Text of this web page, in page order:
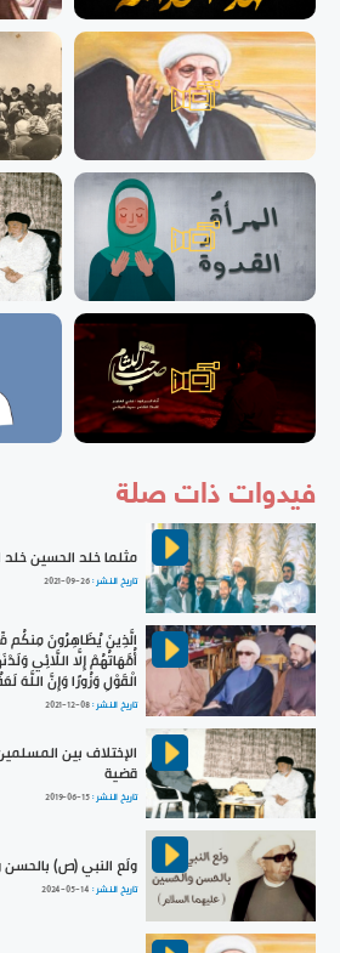
فيدوات ذات صلة
مثلما خلد الحسين
تاريخ النشر :2021-09-26
الَّذِينَ يُظَاهِرُونَ مِنكُم
أُمَّهَاتُهُمْ إِلَّا اللَّائِي
الْقَوْلِ وَزُورًا وَإِنَّ اللَّهَ
تاريخ النشر :2021-12-08
الإختلاف بين
قضية
تاريخ النشر :2019-06-15
ولَع النبي (ص) بالحسن
تاريخ النشر : 2024-05-14